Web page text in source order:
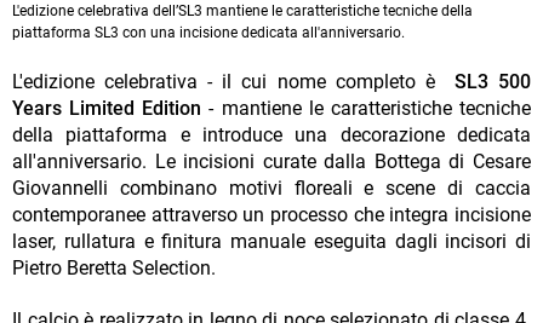
L'edizione celebrativa dell’SL3 mantiene le caratteristiche tecniche della
piattaforma SL3 con una incisione dedicata all'anniversario.
L'edizione celebrativa - il cui nome completo è SL3 500
Years Limited Edition - mantiene le caratteristiche tecniche
della piattaforma e introduce una decorazione dedicata
all'anniversario. Le incisioni curate dalla Bottega di Cesare
Giovannelli combinano motivi floreali e scene di caccia
contemporanee attraverso un processo che integra incisione
laser, rullatura e finitura manuale eseguita dagli incisori di
Pietro Beretta Selection.